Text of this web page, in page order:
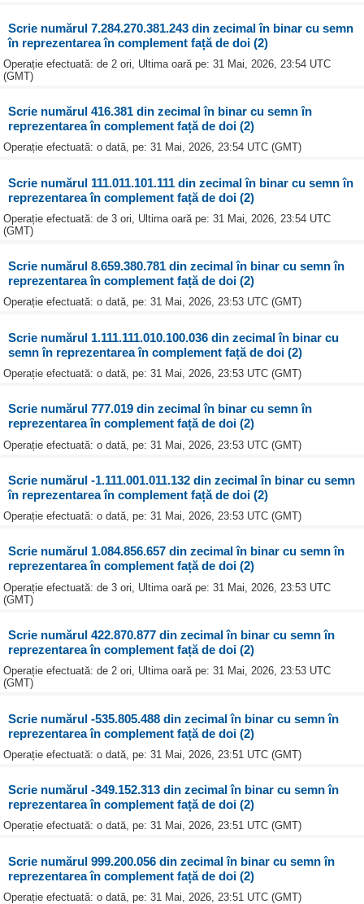
Scrie numărul 7.284.270.381.243 din zecimal în binar cu semn
în reprezentarea în complement față de doi (2)
Operație efectuată: de 2 ori, Ultima oară pe: 31 Mai, 2026, 23:54 UTC
(GMT)
Scrie numărul 416.381 din zecimal în binar cu semn în
reprezentarea în complement față de doi (2)
Operație efectuată: o dată, pe: 31 Mai, 2026, 23:54 UTC (GMT)
Scrie numărul 111.011.101.111 din zecimal în binar cu semn în
reprezentarea în complement față de doi (2)
Operație efectuată: de 3 ori, Ultima oară pe: 31 Mai, 2026, 23:54 UTC
(GMT)
Scrie numărul 8.659.380.781 din zecimal în binar cu semn în
reprezentarea în complement față de doi (2)
Operație efectuată: o dată, pe: 31 Mai, 2026, 23:53 UTC (GMT)
Scrie numărul 1.111.111.010.100.036 din zecimal în binar cu
semn în reprezentarea în complement față de doi (2)
Operație efectuată: o dată, pe: 31 Mai, 2026, 23:53 UTC (GMT)
Scrie numărul 777.019 din zecimal în binar cu semn în
reprezentarea în complement față de doi (2)
Operație efectuată: o dată, pe: 31 Mai, 2026, 23:53 UTC (GMT)
Scrie numărul -1.111.001.011.132 din zecimal în binar cu semn
în reprezentarea în complement față de doi (2)
Operație efectuată: o dată, pe: 31 Mai, 2026, 23:53 UTC (GMT)
Scrie numărul 1.084.856.657 din zecimal în binar cu semn în
reprezentarea în complement față de doi (2)
Operație efectuată: de 3 ori, Ultima oară pe: 31 Mai, 2026, 23:53 UTC
(GMT)
Scrie numărul 422.870.877 din zecimal în binar cu semn în
reprezentarea în complement față de doi (2)
Operație efectuată: de 2 ori, Ultima oară pe: 31 Mai, 2026, 23:53 UTC
(GMT)
Scrie numărul -535.805.488 din zecimal în binar cu semn în
reprezentarea în complement față de doi (2)
Operație efectuată: o dată, pe: 31 Mai, 2026, 23:51 UTC (GMT)
Scrie numărul -349.152.313 din zecimal în binar cu semn în
reprezentarea în complement față de doi (2)
Operație efectuată: o dată, pe: 31 Mai, 2026, 23:51 UTC (GMT)
Scrie numărul 999.200.056 din zecimal în binar cu semn în
reprezentarea în complement față de doi (2)
Operație efectuată: o dată, pe: 31 Mai, 2026, 23:51 UTC (GMT)